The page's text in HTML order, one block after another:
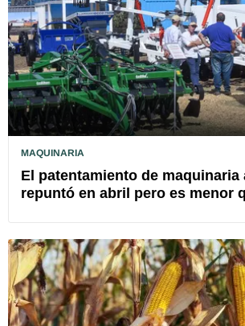
MAQUINARIA
El patentamiento de maquinaria
repuntó en abril pero es menor